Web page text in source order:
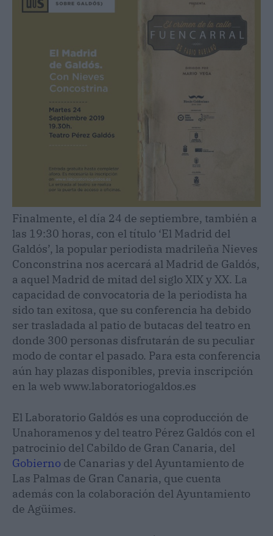
Finalmente, el día 24 de septiembre, también a
las 19:30 horas, con el título ‘El Madrid del
Galdós’, la popular periodista madrileña Nieves
Conconstrina nos acercará al Madrid de Galdós,
a aquel Madrid de mitad del siglo XIX y XX. La
capacidad de convocatoria de la periodista ha
sido tan exitosa, que su conferencia ha debido
ser trasladada al patio de butacas del teatro en
donde 300 personas disfrutarán de su peculiar
modo de contar el pasado. Para esta conferencia
aún hay plazas disponibles, previa inscripción
en la web www.laboratoriogaldos.es
El Laboratorio Galdós es una coproducción de
Unahoramenos y del teatro Pérez Galdós con el
patrocinio del Cabildo de Gran Canaria, del
Gobierno de Canarias y del Ayuntamiento de
Las Palmas de Gran Canaria, que cuenta
además con la colaboración del Ayuntamiento
de Agüimes.